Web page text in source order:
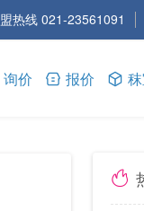
热线 021-23561091
询价 报价